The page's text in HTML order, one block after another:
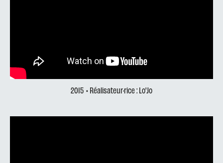
2015 • Réalisateur·rice : Lo'Jo